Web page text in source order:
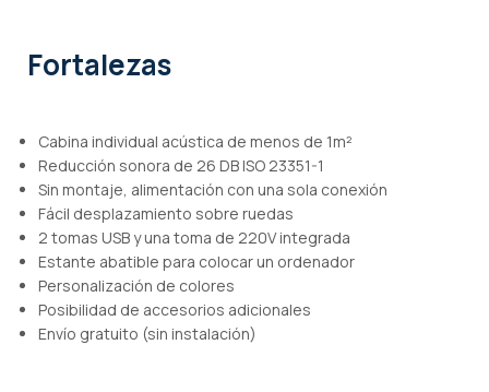
Fortalezas
Cabina individual acústica de menos de 1m²
Reducción sonora de 26 DB ISO 23351-1
Sin montaje, alimentación con una sola conexión
Fácil desplazamiento sobre ruedas
2 tomas USB y una toma de 220V integrada
Estante abatible para colocar un ordenador
Personalización de colores
Posibilidad de accesorios adicionales
Envío gratuito (sin instalación)